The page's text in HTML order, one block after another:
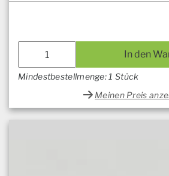
In den
Mindestbestellmenge: 1 Stück
Meinen Preis